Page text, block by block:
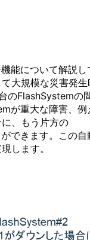
能について解説し
大規模な災害発生
のFlashSystemの
が重大な障害、例
、もう片方の
できます。この自
します。